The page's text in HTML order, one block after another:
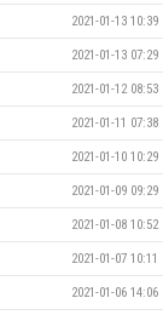
2021-01-13 10:39
2021-01-13 07:29
2021-01-12 08:53
2021-01-11 07:38
2021-01-10 10:29
2021-01-09 09:29
2021-01-08 10:52
2021-01-07 10:11
2021-01-06 14:06